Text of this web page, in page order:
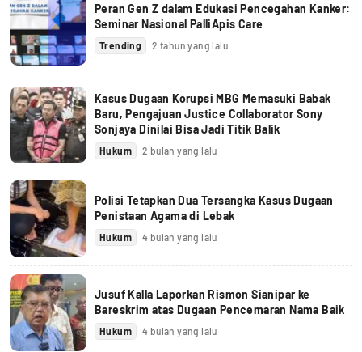
Peran Gen Z dalam Edukasi Pencegahan Kanker:
Seminar Nasional PalliApis Care
Trending 2 tahun yang lalu
Kasus Dugaan Korupsi MBG Memasuki Babak
Baru, Pengajuan Justice Collaborator Sony
Sonjaya Dinilai Bisa Jadi Titik Balik
Hukum 2 bulan yang lalu
Polisi Tetapkan Dua Tersangka Kasus Dugaan
Penistaan Agama di Lebak
Hukum 4 bulan yang lalu
Jusuf Kalla Laporkan Rismon Sianipar ke
Bareskrim atas Dugaan Pencemaran Nama Baik
Hukum 4 bulan yang lalu